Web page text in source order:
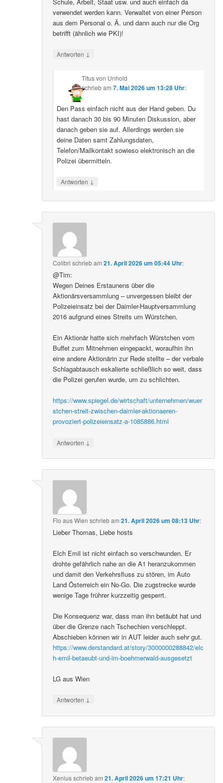
verwendet werden kann. Verwaltet von einer Person
aus dem Personal o. Ä. und dann auch nur die Org
betrifft (ähnlich wie PKI)!
Antworten ↓
Titus von Unhold
schriebam 7. Mai 2026 um 13:28 Uhr:
Den Pass einfach nicht aus der Hand geben. Du
hast danach 30 bis 90 Minuten Diskussion, aber
danach geben sie auf. Allerdings werden sie
deine Daten samt Zahlungsdaten,
Telefon/Mailkontakt sowieso elektronisch an die
Polizei übermitteln.
Antworten ↓
Colibri schriebam21. April 2026 um 05:44 Uhr:
@Tim:
Wegen Deines Erstaunens über die
Aktionärsversammlung – unvergessen bleibt der
Polizeieinsatz bei der Daimler-Hauptversammlung
2016 aufgrund eines Streits um Würstchen.
Ein Aktionär hatte sich mehrfach Würstchen vom
Buffet zum Mitnehmen eingepackt, woraufhin ihn
eine andere Aktionärin zur Rede stellte – der verbale
Schlagabtausch eskalierte schließlich so weit, dass
die Polizei gerufen wurde, um zu schlichten.
https://www.spiegel.de/wirtschaft/unternehmen/wuer
stchen-streit-zwischen-daimler-aktionaeren-
provoziert-polizeieinsatz-a-1085886.html
Antworten ↓
Flo aus Wien schriebam21. April 2026 um 08:13 Uhr:
Lieber Thomas, Liebe hosts
Elch Emil ist nicht einfach so verschwunden. Er
drohte gefährlich nahe an die A1 heranzukommen
und damit den Verkehrsfluss zu stören, im Auto
Land Österreich ein No-Go. Die zugstrecke wurde
wenige Tage frührer kurzzeitig gesperrt.
Die Konsequenz war, dass man ihn betäubt hat und
über die Grenze nach Tschechien verschleppt.
Abschieben können wir in AUT leider auch sehr gut.
https://www.derstandard.at/story/3000000288842/elc
h-emil-betaeubt-und-im-boehmerwald-ausgesetzt
LG aus Wien
Antworten ↓
Xeniusschriebam21. April 2026 um 17:21 Uhr: